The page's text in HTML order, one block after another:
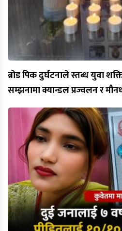
ब्रोड पिक दुर्घटनाले स्तब्ध युवा
सम्झनामा क्यान्डल प्रज्वलन र